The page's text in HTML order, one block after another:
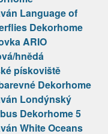
Language of
Dekorhome
ARIO
hnědá
pískoviště
Dekorhome
Londýnský
Dekorhome 5
White Oceans